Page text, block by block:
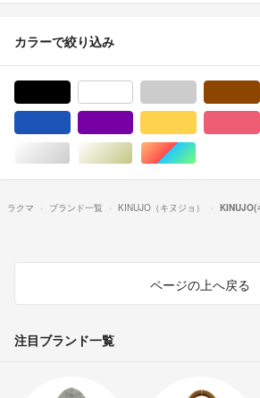
カラーで絞り込み
シルバー/銀色系ゴールド/金色系マルチカラー
ラクマ ブランド一覧 KINUJO（キヌジョ） KINUJO(
ページの上へ戻る
注目ブランド一覧